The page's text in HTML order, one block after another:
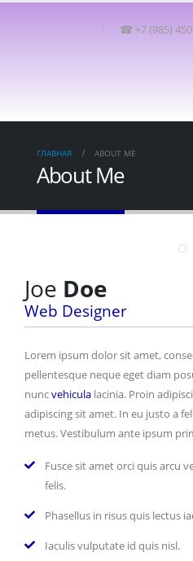
☎ +7 (985)
ГЛАВНАЯ ABOUT ME
About Me
Joe Doe
Web Designer
Lorem ipsum dolor sit amet,
pellentesque neque eget diam
nuncvehicula lacinia. Proin
adipiscing sit amet. In eu justo a
metus. Vestibulum ante ipsum
Fusce sit amet orci quis arcu
felis.
Phasellus in risus quis lectus
Iaculis vulputate id quis nisl.